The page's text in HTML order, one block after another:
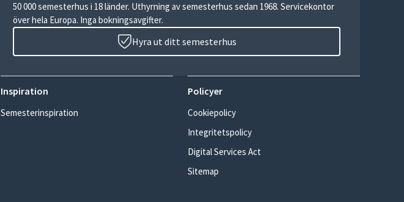
50 000 semesterhus i 18 länder. Uthyrning av semesterhus sedan 1968. Servicekontor
över hela Europa. Inga bokningsavgifter.
Hyra ut ditt semesterhus
Inspiration
Semesterinspiration
Policyer
Cookiepolicy
Integritetspolicy
Digital Services Act
Sitemap